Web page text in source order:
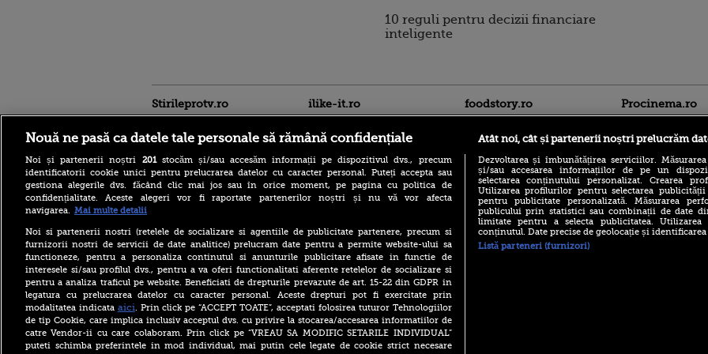
10 reguli pentru decizii financiare
inteligente
Stirileprotv.ro
Care este mâncarea
preferată a lui Florin
Dumitrescu. Juratul
MastrerChef a vorbit despre
începuturile în bucătărie
Horoscop 9 august 2026, cu
Neti Sandu. Încep să vină
bani în cont
Elon Musk a refuzat accesul
ilike-it.ro foodstory.ro
(P) Descoperă Lumea
Evenimentelor din România
cu Transilvania Events!
Procinema.ro
Banditul zburător,
prolific spărgător
Nouă ne pasă ca datele tale personale să rămână confidențiale
Noi și partenerii noștri 201stocăm și/sau accesăm informații pe dispozitivul dvs., precum
identificatorii cookie unici pentru prelucrarea datelor cu caracter personal. Puteți accepta sau
gestiona alegerile dvs. făcând clic mai jos sau în orice moment, pe pagina cu politica de
confidențialitate. Aceste alegeri vor fi raportate partenerilor noștri și nu vă vor afecta
navigarea. Mai multe detalii
Noi si partenerii nostri (retelele de socializare si agentiile de publicitate partenere, precum si
furnizorii nostri de servicii de date analitice) prelucram date pentru a permite website-ului sa
functioneze, pentru a personaliza continutul si anunturile publicitare afisate in functie de
interesele si/sau profilul dvs., pentru a va oferi functionalitati aferente retelelor de socializare si
pentru a analiza traficul pe website. Beneficiati de drepturile prevazute de art. 15-22 din GDPR in
legatura cu prelucrarea datelor cu caracter personal. Aceste drepturi pot fi exercitate prin
modalitatea indicata aici. Prin click pe “ACCEPT TOATE”, acceptati folosirea tuturor Tehnologiilor
de tip Cookie, care implica inclusiv acceptul dvs. cu privire la stocarea/accesarea informatiilor de
catre Vendor-ii cu care colaboram. Prin click pe “VREAU SA MODIFIC SETARILE INDIVIDUAL”
puteti schimba preferintele in mod individual, mai putin cele legate de cookie strict necesare
Atât noi, cât și partenerii noștri prelucrăm
Dezvoltarea și îmbunătățirea serviciilor.
și/sau accesarea informațiilor de pe un
selectarea conținutului personalizat. Crearea
Utilizarea profilurilor pentru selectarea
pentru publicitate personalizată. Măsurarea
publicului prin statistici sau combinații de date
limitate pentru a selecta publicitatea.
conținutul. Date precise de geolocație și
Listă parteneri (furnizori)